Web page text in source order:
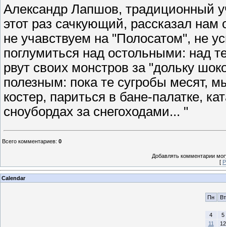
Александр Лапшов, традиционный
этот раз сачкующий, рассказал
не учавствуем на "Полосатом", не
поглумиться над остольными: над
рвут своих монстров за "дольку
полезным: пока те сугробы месят,
костер, париться в бане-палатке,
сноубордах за снегоходами... "
Всего комментариев: 0
Добавлять комментарии
[
Calendar
Пн Вт
4
5
11
12